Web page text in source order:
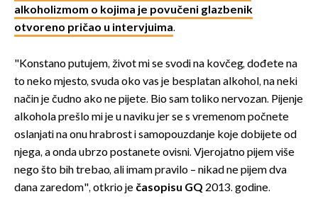
alkoholizmom o kojima je povučeni glazbenik
otvoreno pričao u intervjuima.
"Konstano putujem, život mi se svodi na kovčeg, dođete na
to neko mjesto, svuda oko vas je besplatan alkohol, na neki
način je čudno ako ne pijete. Bio sam toliko nervozan. Pijenje
alkohola prešlo mi je u naviku jer se s vremenom počnete
oslanjati na onu hrabrost i samopouzdanje koje dobijete od
njega, a onda ubrzo postanete ovisni. Vjerojatno pijem više
nego što bih trebao, ali imam pravilo – nikad ne pijem dva
dana zaredom", otkrio je časopisu GQ 2013. godine.